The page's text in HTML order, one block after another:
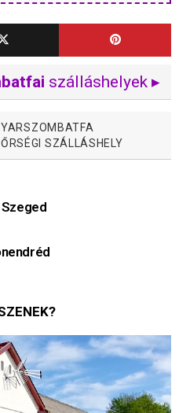
szálláshelyek ▸
ŐRSÉGI SZÁLLÁSHELY
Szeged